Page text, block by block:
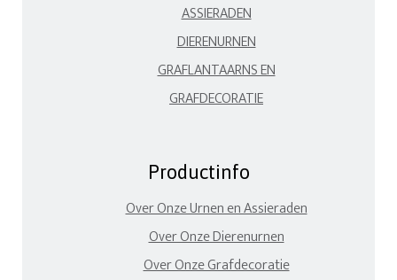
ASSIERADEN
DIERENURNEN
GRAFLANTAARNS EN
GRAFDECORATIE
Productinfo
Over Onze Urnen en Assieraden
Over Onze Dierenurnen
Over Onze Grafdecoratie